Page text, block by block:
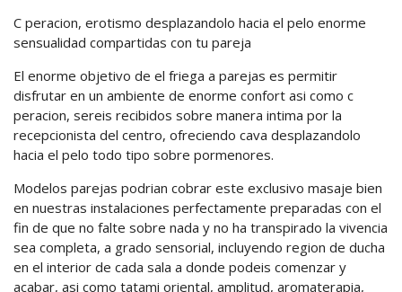
C peracion, erotismo desplazandolo hacia el pelo enorme
sensualidad compartidas con tu pareja
El enorme objetivo de el friega a parejas es permitir
disfrutar en un ambiente de enorme confort asi como c
peracion, sereis recibidos sobre manera intima por la
recepcionista del centro, ofreciendo cava desplazandolo
hacia el pelo todo tipo sobre pormenores.
Modelos parejas podrian cobrar este exclusivo masaje bien
en nuestras instalaciones perfectamente preparadas con el
fin de que no falte sobre nada y no ha transpirado la vivencia
sea completa, a grado sensorial, incluyendo region de ducha
en el interior de cada sala a donde podeis comenzar y
acabar, asi como tatami oriental, amplitud, aromaterapia,